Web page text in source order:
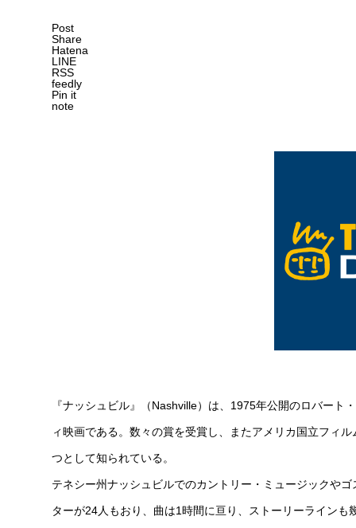
Post
Share
Hatena
LINE
RSS
feedly
Pin it
note
『ナッシュビル』（Nashville）は、1975年公開のロバー
ィ映画である。数々の賞を受賞し、またアメリカ国立フィ
つとして知られている。
テネシー州ナッシュビルでのカントリー・ミュージックや
ターが24人もおり、曲は1時間に亘り、ストーリーラインも